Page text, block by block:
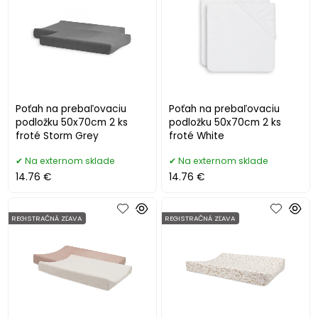
Poťah na prebaľovaciu
podložku 50x70cm 2 ks
froté Storm Grey
Na externom sklade
14.76 €
Poťah na prebaľovaciu
podložku 50x70cm 2 ks
froté White
Na externom sklade
14.76 €
REGISTRAČNÁ ZĽAVA REGISTRAČNÁ ZĽAVA